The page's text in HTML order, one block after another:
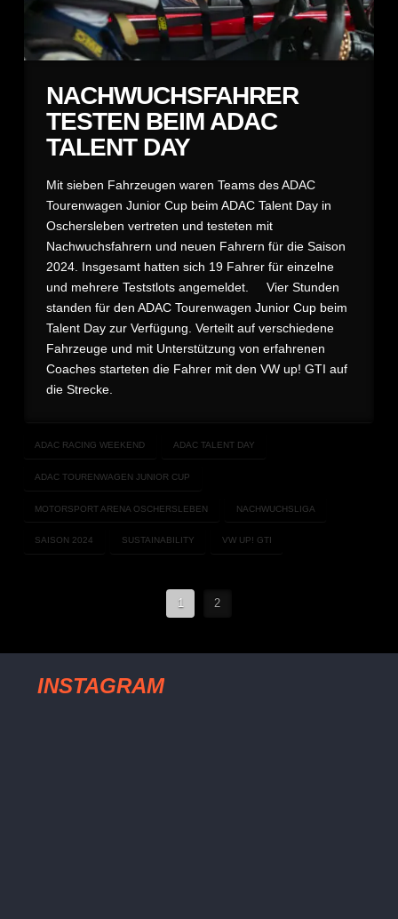
NACHWUCHSFAHRER
TESTEN BEIM ADAC
TALENT DAY
Mit sieben Fahrzeugen waren Teams des ADAC
Tourenwagen Junior Cup beim ADAC Talent Day in
Oschersleben vertreten und testeten mit
Nachwuchsfahrern und neuen Fahrern für die Saison
2024. Insgesamt hatten sich 19 Fahrer für einzelne
und mehrere Teststlots angemeldet. Vier Stunden
standen für den ADAC Tourenwagen Junior Cup beim
Talent Day zur Verfügung. Verteilt auf verschiedene
Fahrzeuge und mit Unterstützung von erfahrenen
Coaches starteten die Fahrer mit den VW up! GTI auf
die Strecke.
ADAC RACING WEEKEND ADAC TALENT DAY
ADAC TOURENWAGEN JUNIOR CUP
MOTORSPORT ARENA OSCHERSLEBEN NACHWUCHSLIGA
SAISON 2024 SUSTAINABILITY VW UP! GTI
1 2
INSTAGRAM